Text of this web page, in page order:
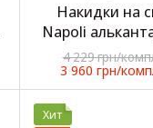
Накидки на
Napoli
4 229 грн/
3 960 грн/
Хит